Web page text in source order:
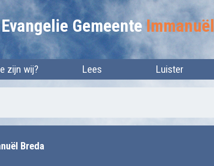
Gemeente Immanuël
zijn wij? Lees Luister
Breda